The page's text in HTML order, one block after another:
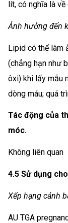
lít, có nghĩa là về
Ảnh hưởng đến
Lipid có thể làm
(chẳng hạn như
ôxi) khi lấy mẫu
dòng máu; quá
Tác động của
móc.
Không liên quan
4.5 Sử dụng
Xếp hạng cảnh
AU TGA